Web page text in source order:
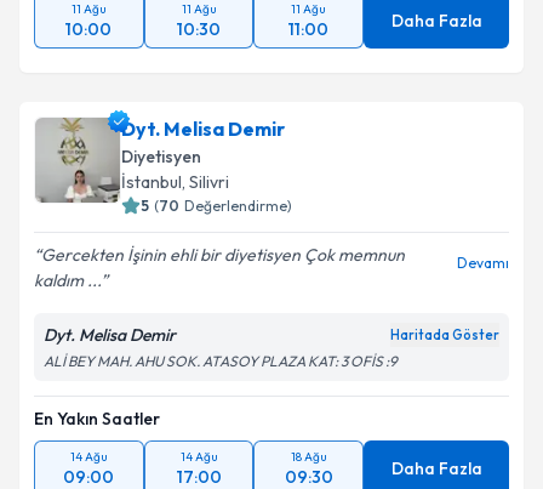
11 Ağu
10:00
11 Ağu
10:30
11 Ağu
11:00 Daha Fazla
Dyt. Melisa Demir
Diyetisyen
İstanbul, Silivri
5 (70 Değerlendirme)
Gercekten İşinin ehli bir diyetisyen Çok memnun
kaldım ...
Devamı
Dyt. Melisa Demir Haritada Göster
ALİ BEY MAH. AHU SOK. ATASOY PLAZA KAT: 3 OFİS :9
En Yakın Saatler
14 Ağu
09:00
14 Ağu
17:00
18 Ağu
09:30 Daha Fazla